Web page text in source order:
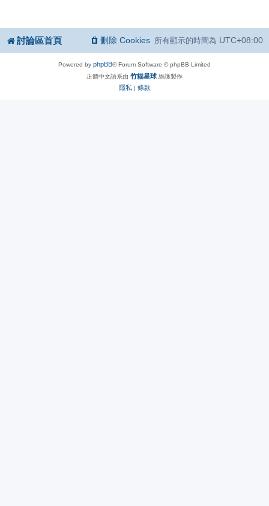
討論區首頁 所有顯示的時間為 UTC+08:00
刪除 Cookies
Powered by phpBB® Forum Software © phpBB Limited
正體中文語系由 竹貓星球 維護製作
隱私 | 條款